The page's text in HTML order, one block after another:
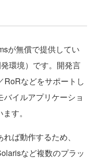
が無償で提供してい
環境）です。開発言
RoRなどをサポートし
イルアプリケーショ
す。
ば動作するため、
など複数のプラッ